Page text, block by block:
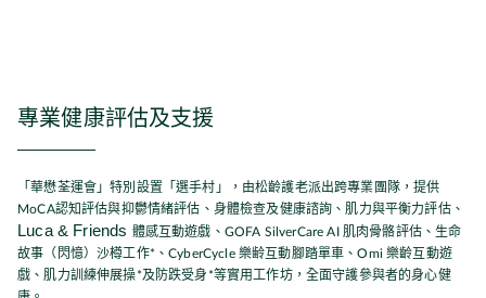
專業健康評估及支援
「華懋荃運會」特別設置「選手村」，由松齡護老派出跨專業團隊，提供
MoCA認知評估與抑鬱情緒評估、身體檢查及健康諮詢、肌力與平衡力評估、
Luca & Friends 體感互動遊戲、GOFA SilverCare AI 肌肉骨骼評估、生命
故事（閃憶）沙樽工作*、CyberCycle 樂齢互動腳踏單車、Omi 樂齡互動遊
戲、肌力訓練伸展操*及防跌受身*等實用工作坊，全面守護參與者的身心健